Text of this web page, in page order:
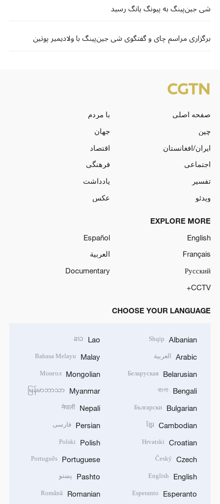
شی جین‌پینگ به پیونگ یانگ رسید
برگزاری مراسم چای و گفتگوی شی جین‌پینگ با ولادیمیر پوتین
صفحه اصلی
با مردم
چین
جهان
ایران/افغانستان
اقتصاد
اجتماعی
فرهنگی
تفسیر
یادداشت
ویدئو
عکس
EXPLORE MORE
English
Español
Français
العربية
Русский
Documentary
CCTV+
CHOOSE YOUR LANGUAGE
Albanian
Shqip
Arabic العربية
Belarusian
Беларуская
Bengali
বাংলা
Bulgarian
Български
Cambodian
ខ្មែរ
Croatian
Hrvatski
Czech
Český
English
English
Esperanto
Esperanto
Lao
ລາວ
Malay
Bahasa Melayu
Mongolian
Монгол
Myanmar
မြန်မာဘာသာ
Nepali
नेपाली
Persian فارسی
Polish
Polski
Portuguese
Português
Pashto پښتو
Romanian
Română